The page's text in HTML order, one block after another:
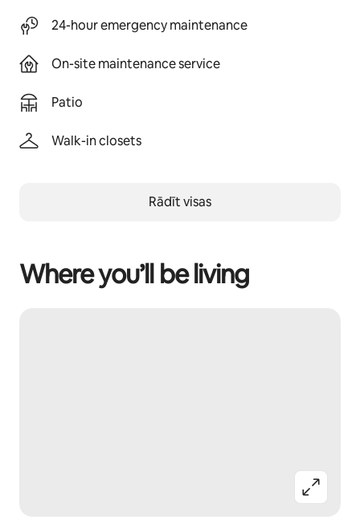
24-hour emergency maintenance
On-site maintenance service
Patio
Walk-in closets
Rādīt visas
Where you’ll be living